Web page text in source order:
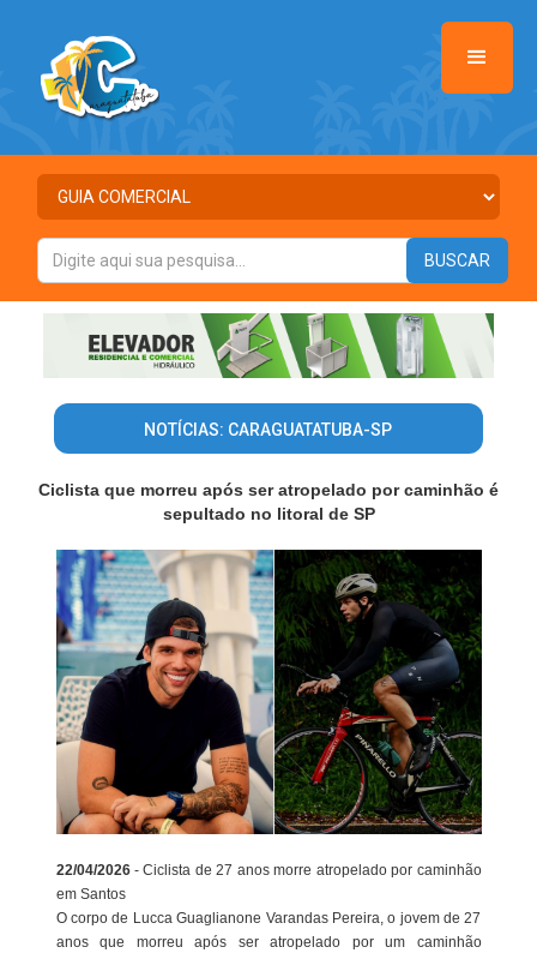
NOTÍCIAS: CARAGUATATUBA-SP
Ciclista que morreu após ser atropelado por caminhão é
sepultado no litoral de SP
22/04/2026 - Ciclista de 27 anos morre atropelado por caminhão
em Santos
O corpo de Lucca Guaglianone Varandas Pereira, o jovem de 27
anos que morreu após ser atropelado por um caminhão